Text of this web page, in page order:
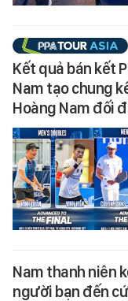
Kết quả bán kết
Nam tạo chung
Hoàng Nam đối
Nam thanh niên
người bạn đến